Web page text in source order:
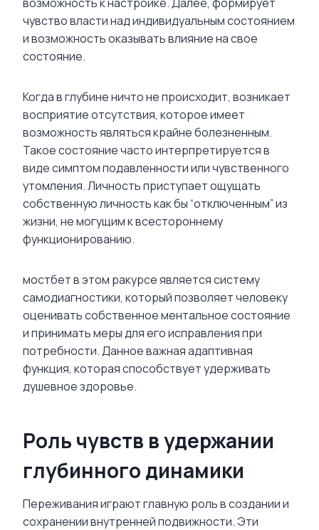
чувство власти над индивидуальным состоянием
и возможность оказывать влияние на свое
состояние.
Когда в глубине ничто не происходит, возникает
восприятие отсутствия, которое имеет
возможность являться крайне болезненным.
Такое состояние часто интерпретируется в
виде симптом подавленности или чувственного
утомления. Личность приступает ощущать
собственную личность как бы “отключенным” из
жизни, не могущим к всестороннему
функционированию.
мостбет в этом ракурсе является систему
самодиагностики, который позволяет человеку
оценивать собственное ментальное состояние
и принимать меры для его исправления при
потребности. Данное важная адаптивная
функция, которая способствует удерживать
душевное здоровье.
Роль чувств в удержании
глубинного динамики
Переживания играют главную роль в создании и
сохранении внутренней подвижности. Эти